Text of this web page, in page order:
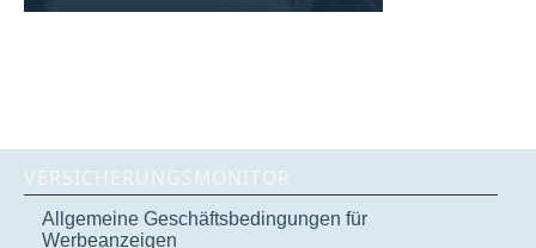
VERSICHERUNGSMONITOR
Allgemeine Geschäftsbedingungen für
Werbeanzeigen